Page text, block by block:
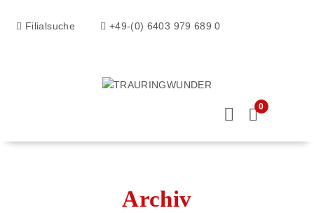
Filialsuche +49-(0) 6403 979 689 0
0
Archiv